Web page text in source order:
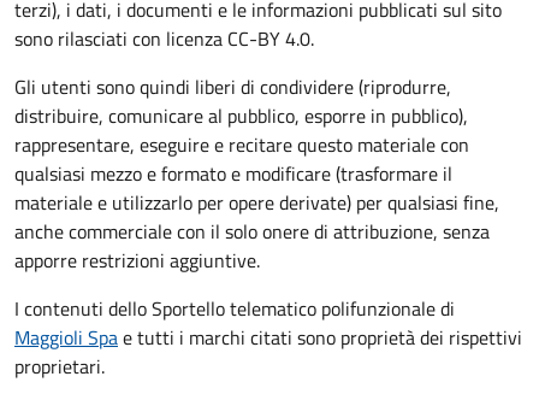
terzi), i dati, i documenti e le informazioni pubblicati sul sito
sono rilasciati con licenza CC-BY 4.0.
Gli utenti sono quindi liberi di condividere (riprodurre,
distribuire, comunicare al pubblico, esporre in pubblico),
rappresentare, eseguire e recitare questo materiale con
qualsiasi mezzo e formato e modificare (trasformare il
materiale e utilizzarlo per opere derivate) per qualsiasi fine,
anche commerciale con il solo onere di attribuzione, senza
apporre restrizioni aggiuntive.
I contenuti dello Sportello telematico polifunzionaledi
Maggioli Spae tutti i marchi citati sono proprietà dei rispettivi
proprietari.